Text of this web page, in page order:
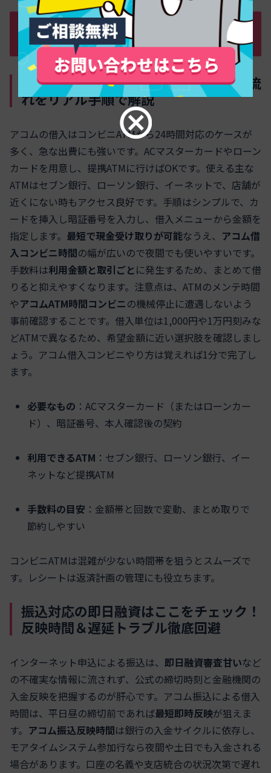
コンビニATM＆即日振込で賢く借りる！
反映時間や実務のウラ側まで徹底解説
アコムでの借入をコンビニATMで行う流
れをリアル手順で解説
アコムの借入はコンビニATMから24時間対応のケースが
多く、急な出費にも強いです。ACマスターカードやローン
カードを用意し、提携ATMに行けばOKです。使える主な
ATMはセブン銀行、ローソン銀行、イーネットで、店舗が
近くにない時もアクセス良好です。手順はシンプルで、カ
ードを挿入し暗証番号を入力し、借入メニューから金額を
指定します。 最短で現金受け取りが可能なうえ、 アコム借
入コンビニ時間の幅が広いので夜間でも使いやすいです。
手数料は利用金額と取引ごとに発生するため、まとめて借
りると抑えやすくなります。注意点は、ATMのメンテ時間
やアコムATM時間コンビニの機械停止に遭遇しないよう
事前確認することです。借入単位は1,000円や1万円刻みな
どATMで異なるため、希望金額に近い選択肢を確認しまし
ょう。アコム借入コンビニやり方は覚えれば1分で完了し
ます。
必要なもの ：ACマスターカード（またはローンカー
ド）、暗証番号、本人確認後の契約
利用できるATM ：セブン銀行、ローソン銀行、イー
ネットなど提携ATM
手数料の目安 ：金額帯と回数で変動、まとめ取りで
節約しやすい
コンビニATMは混雑が少ない時間帯を狙うとスムーズで
す。レシートは返済計画の管理にも役立ちます。
振込対応の即日融資はここをチェック！
反映時間＆遅延トラブル徹底回避
インターネット申込による振込は、 即日融資審査甘いなど
の不確実な情報に流されず、公式の締切時刻と金融機関の
入金反映を把握するのが肝心です。アコム振込による借入
時間は、平日昼の締切前であれば最短即時反映が狙えま
す。 アコム振込反映時間は銀行の入金サイクルに依存し、
モアタイムシステム参加行なら夜間や土日でも入金される
場合があります。口座の名義や支店統合の状況次第で遅れ